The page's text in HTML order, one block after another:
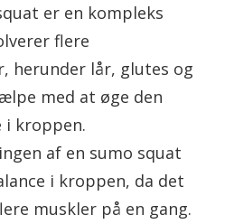
er en kompleks
flere
herunder lår, glutes og
med at øge den
i kroppen.
af ​​en sumo squat
i kroppen, da det
muskler på en gang.